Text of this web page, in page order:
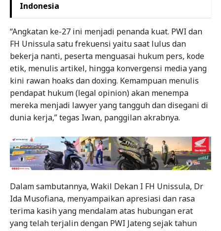
Indonesia
“Angkatan ke-27 ini menjadi penanda kuat. PWI dan
FH Unissula satu frekuensi yaitu saat lulus dan
bekerja nanti, peserta menguasai hukum pers, kode
etik, menulis artikel, hingga konvergensi media yang
kini rawan hoaks dan doxing. Kemampuan menulis
pendapat hukum (legal opinion) akan menempa
mereka menjadi lawyer yang tangguh dan disegani di
dunia kerja,” tegas Iwan, panggilan akrabnya.
Dalam sambutannya, Wakil Dekan I FH Unissula, Dr
Ida Musofiana, menyampaikan apresiasi dan rasa
terima kasih yang mendalam atas hubungan erat
yang telah terjalin dengan PWI Jateng sejak tahun